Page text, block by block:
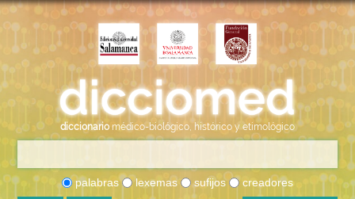
diccionario médico-biológico, histórico y etimológico
palabras lexemas sufijos creadores